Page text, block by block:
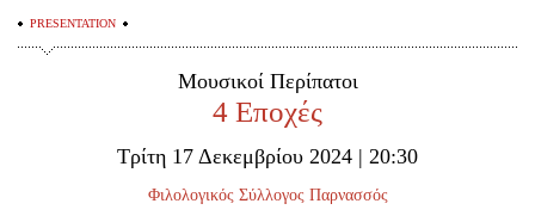
Personal Data
Information
Είσοδος διαχειριστή
PRESENTATION
Μουσικοί Περίπατοι
4 Εποχές
Τρίτη 17 Δεκεμβρίου 2024 | 20:30
Φιλολογικός Σύλλογος Παρνασσός